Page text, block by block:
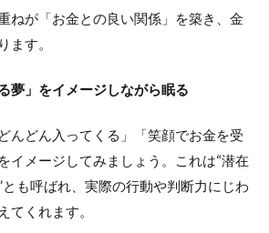
ねが「お金との良い関係」を築き、金
ます。
夢」をイメージしながら眠る
んどん入ってくる」「笑顔でお金を受
イメージしてみましょう。これは“潜在
も呼ばれ、実際の行動や判断力にじわ
てくれます。